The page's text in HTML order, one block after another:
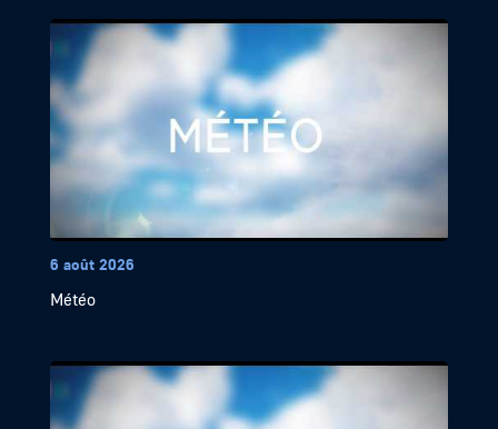
6 août 2026
Météo